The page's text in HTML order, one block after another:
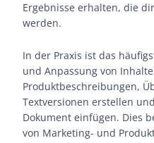
Ergebnisse erhalten, die
werden.
In der Praxis ist das
und Anpassung von
Produktbeschreibungen,
Textversionen erstellen
Dokument einfügen. Dies
von Marketing- und